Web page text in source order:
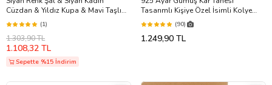
Cüzdan & Yıldız Kupa & Mavi Taşlı
Kar Tanesi Kolye Hediye Seti
(1)
1.303,90 TL
1.108,32 TL
Sepette %15 İndirim
Tasarımlı Kişiye Özel İsimli Kolye
Doğum Günü Hediyesi,Sevgiliye
Hediye,Arkadaşa Hediye
(90)
1.249,90 TL